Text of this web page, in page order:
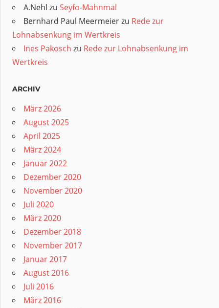
A.Nehl zu Seyfo-Mahnmal
Bernhard Paul Meermeierzu Rede zur
Lohnabsenkung im Wertkreis
Ines Pakosch zu Rede zur Lohnabsenkung im
Wertkreis
ARCHIV
März 2026
August 2025
April 2025
März 2024
Januar 2022
Dezember 2020
November 2020
Juli 2020
März 2020
Dezember 2018
November 2017
Januar 2017
August 2016
Juli 2016
März 2016